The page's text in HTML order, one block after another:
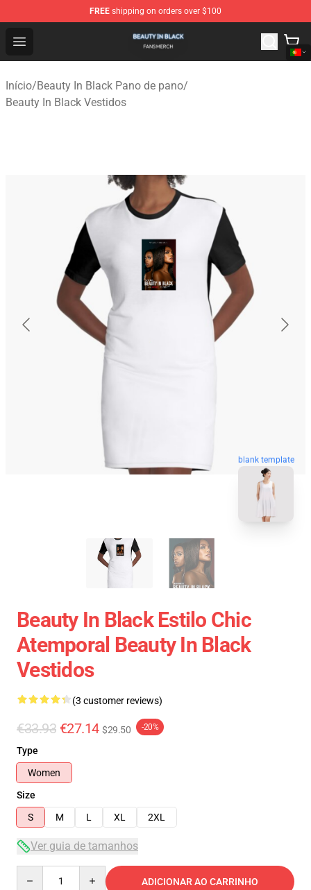
FREE shipping on orders over $100
Open menu
Beauty In Black Shop - Official Beauty In Black
Início/Beauty In Black Pano de pano/
Beauty In Black Vestidos
blank template
Beauty In Black Estilo Chic
Atemporal Beauty In Black
Vestidos
(3 customer reviews)
€33.93 €27.14 $29.50 -20%
Type
Women
Size
S
M L XL 2XL
Ver guia de tamanhos
ADICIONAR AO CARRINHO